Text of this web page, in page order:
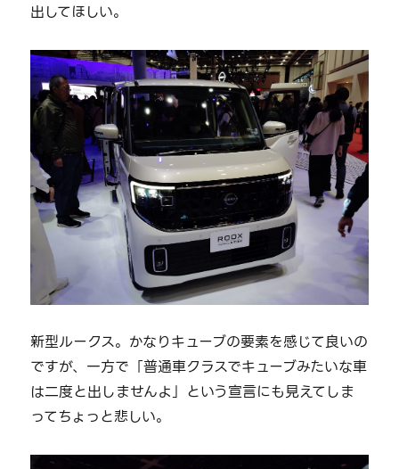
出してほしい。
新型ルークス。かなりキューブの要素を感じて良いの
ですが、一方で「普通車クラスでキューブみたいな車
は二度と出しませんよ」という宣言にも見えてしま
ってちょっと悲しい。